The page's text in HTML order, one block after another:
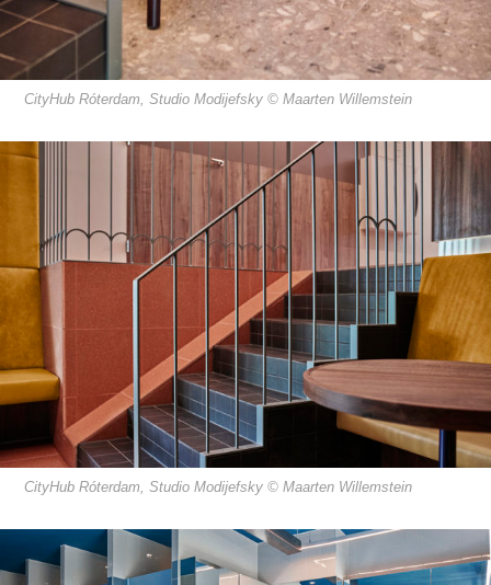
CityHub Róterdam, Studio Modijefsky © Maarten Willemstein
CityHub Róterdam, Studio Modijefsky © Maarten Willemstein